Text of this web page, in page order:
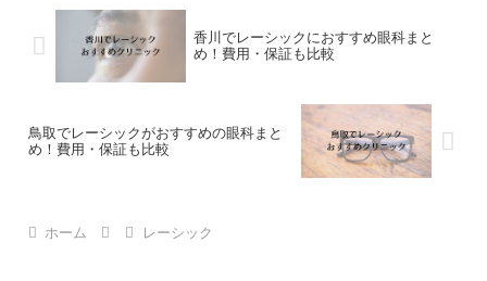
香川でレーシックにおすすめ眼科まと
め！費用・保証も比較
鳥取でレーシックがおすすめの眼科まと
め！費用・保証も比較
ホーム レーシック